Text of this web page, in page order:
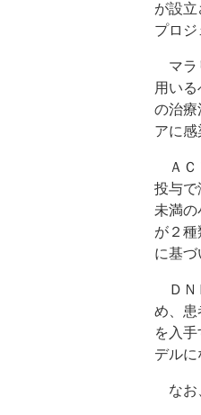
が設
プロジ
マラ
用い
の治療
アに感
ＡＣ
投与で
未満
が２種
に基づ
ＤＮ
め、患
を入
デルに
なお